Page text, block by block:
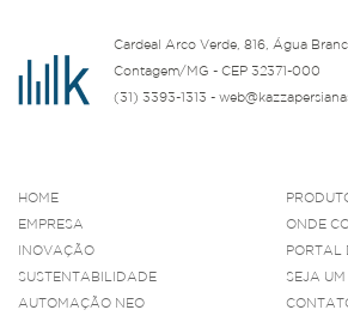
Cardeal Arco Verde, 816, Água
Contagem/MG - CEP 32371-000
(31) 3393-1313 -
HOME
EMPRESA
INOVAÇÃO
SUSTENTABILIDADE
AUTOMAÇÃO NEO
ONDE
PORTAL
SEJA